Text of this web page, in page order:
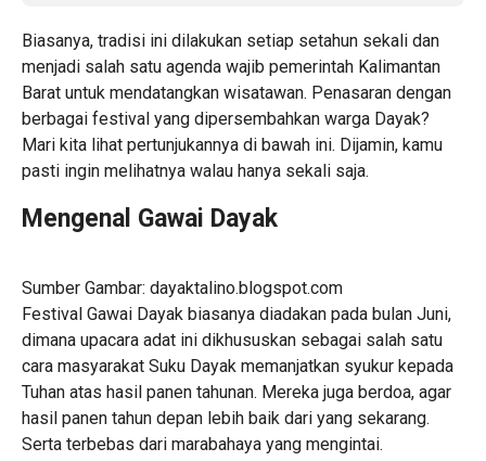
Biasanya, tradisi ini dilakukan setiap setahun sekali dan
menjadi salah satu agenda wajib pemerintah Kalimantan
Barat untuk mendatangkan wisatawan. Penasaran dengan
berbagai festival yang dipersembahkan warga Dayak?
Mari kita lihat pertunjukannya di bawah ini. Dijamin, kamu
pasti ingin melihatnya walau hanya sekali saja.
Mengenal Gawai Dayak
Sumber Gambar: dayaktalino.blogspot.com
Festival Gawai Dayak biasanya diadakan pada bulan Juni,
dimana upacara adat ini dikhususkan sebagai salah satu
cara masyarakat Suku Dayak memanjatkan syukur kepada
Tuhan atas hasil panen tahunan. Mereka juga berdoa, agar
hasil panen tahun depan lebih baik dari yang sekarang.
Serta terbebas dari marabahaya yang mengintai.